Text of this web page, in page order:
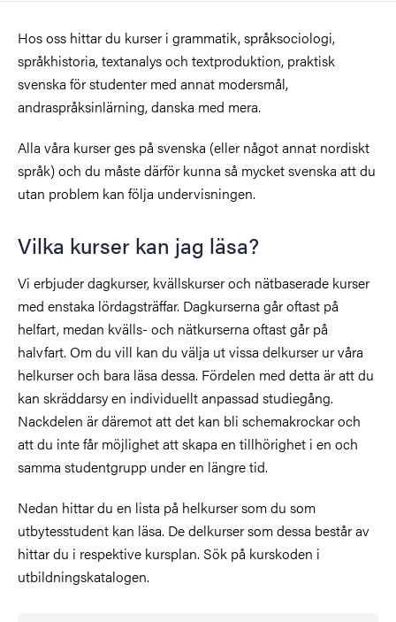
Hos oss hittar du kurser i grammatik, språksociologi,
språkhistoria, textanalys och textproduktion, praktisk
svenska för studenter med annat modersmål,
andraspråksinlärning, danska med mera.
Alla våra kurser ges på svenska (eller något annat nordiskt
språk) och du måste därför kunna så mycket svenska att du
utan problem kan följa undervisningen.
Vilka kurser kan jag läsa?
Vi erbjuder dagkurser, kvällskurser och nätbaserade kurser
med enstaka lördagsträffar. Dagkurserna går oftast på
helfart, medan kvälls- och nätkurserna oftast går på
halvfart. Om du vill kan du välja ut vissa delkurser ur våra
helkurser och bara läsa dessa. Fördelen med detta är att du
kan skräddarsy en individuellt anpassad studiegång.
Nackdelen är däremot att det kan bli schemakrockar och
att du inte får möjlighet att skapa en tillhörighet i en och
samma studentgrupp under en längre tid.
Nedan hittar du en lista på helkurser som du som
utbytesstudent kan läsa. De delkurser som dessa består av
hittar du i respektive kursplan. Sök på kurskoden i
utbildningskatalogen.